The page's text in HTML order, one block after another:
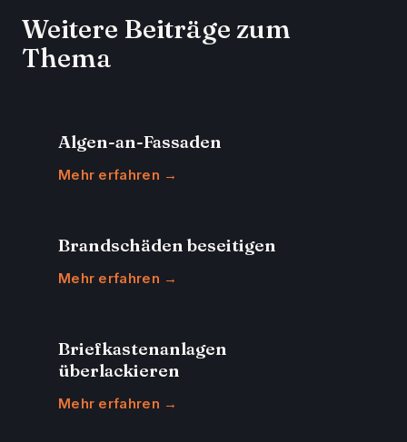
Weitere Beiträge zum
Thema
Algen-an-Fassaden
Mehr erfahren →
Brandschäden beseitigen
Mehr erfahren →
Briefkastenanlagen
überlackieren
Mehr erfahren →